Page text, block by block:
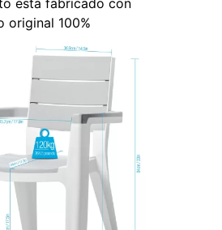
esta fabricado con
original 100%Empaquetadura 1/4" 6.4mm
hypalon sin tela 3 MPA
$1.192.666
Agregar al carrito